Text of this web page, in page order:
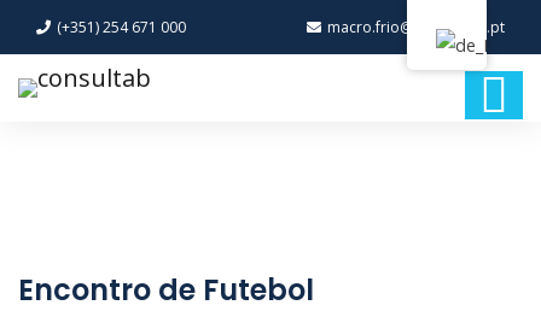
(+351) 254 671 000 macro.frio@macro-frio.pt
Encontro de Futebol